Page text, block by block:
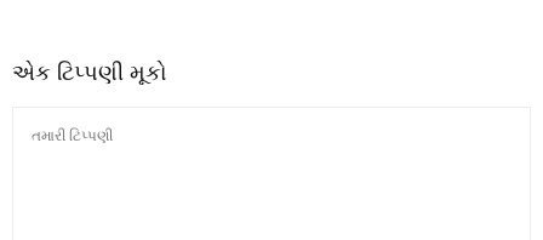
એક ટિપ્પણી મૂકો